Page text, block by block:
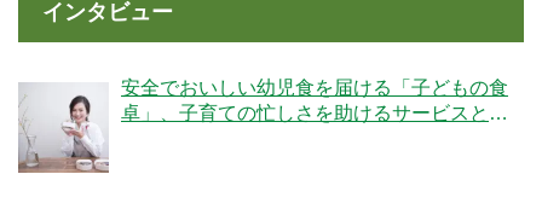
インタビュー
安全でおいしい幼児食を届ける「子どもの食
卓」、子育ての忙しさを助けるサービスと